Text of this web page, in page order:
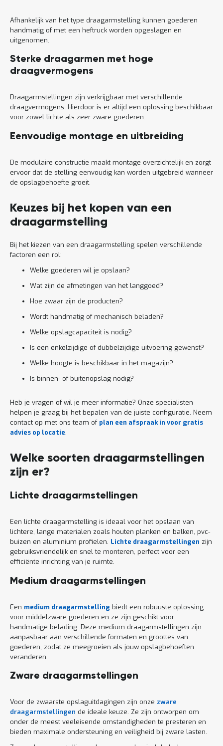
Afhankelijk van het type draagarmstelling kunnen goederen
handmatig of met een heftruck worden opgeslagen en
uitgenomen.
Sterke draagarmen met hoge
draagvermogens
Draagarmstellingen zijn verkrijgbaar met verschillende
draagvermogens. Hierdoor is er altijd een oplossing beschikbaar
voor zowel lichte als zeer zware goederen.
Eenvoudige montage en uitbreiding
De modulaire constructie maakt montage overzichtelijk en zorgt
ervoor dat de stelling eenvoudig kan worden uitgebreid wanneer
de opslagbehoefte groeit.
Keuzes bij het kopen van een
draagarmstelling
Bij het kiezen van een draagarmstelling spelen verschillende
factoren een rol:
Welke goederen wil je opslaan?
Wat zijn de afmetingen van het langgoed?
Hoe zwaar zijn de producten?
Wordt handmatig of mechanisch beladen?
Welke opslagcapaciteit is nodig?
Is een enkelzijdige of dubbelzijdige uitvoering gewenst?
Welke hoogte is beschikbaar in het magazijn?
Is binnen- of buitenopslag nodig?
Heb je vragen of wil je meer informatie? Onze specialisten
helpen je graag bij het bepalen van de juiste configuratie. Neem
contact op met ons team of plan een afspraak in voor gratis
advies op locatie.
Welke soorten draagarmstellingen
zijn er?
Lichte draagarmstellingen
Een lichte draagarmstelling is ideaal voor het opslaan van
lichtere, lange materialen zoals houten planken en balken, pvc-
buizen en aluminium profielen. Lichte draagarmstellingen zijn
gebruiksvriendelijk en snel te monteren, perfect voor een
efficiënte inrichting van je ruimte.
Medium draagarmstellingen
Een medium draagarmstelling biedt een robuuste oplossing
voor middelzware goederen en ze zijn geschikt voor
handmatige belading. Deze medium draagarmstellingen zijn
aanpasbaar aan verschillende formaten en groottes van
goederen, zodat ze meegroeien als jouw opslagbehoeften
veranderen.
Zware draagarmstellingen
Voor de zwaarste opslaguitdagingen zijn onze zware
draagarmstellingen de ideale keuze. Ze zijn ontworpen om
onder de meest veeleisende omstandigheden te presteren en
bieden maximale ondersteuning en veiligheid bij zware lasten.